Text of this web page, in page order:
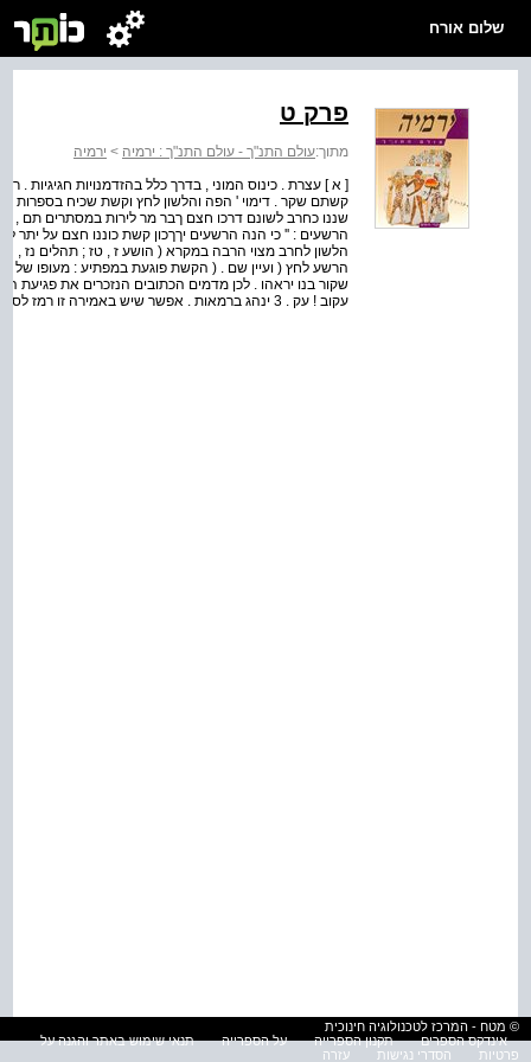
שלום אורח
פרק ט
מתוך:עולם התנ"ך - עולם התנ"ך : ירמיה > ירמיה
קשתם שקר . דימוי ' הפה והלשון לחץ וקשת שכיח
שננו כחרב לשונם דרכו חצם ךבר מר לירות במסתרים תם ,
הרשעים : '' כי הנה הרשעים יךךכון קשת כוננו חצם על יתר
הלשון לחרב מצוי הרבה במקרא ( הושע ז , טז ; תהלים נז ,
הרשע לחץ ( ועיין שם . ( הקשת פוגעת במפתיע : מעופו של
שקור בנו יראהו . לכן מדמים הכתובים הנזכרים את פגיעת
עקוב ! עק . 3 ינהג ברמאות . אפשר שיש באמירה זו רמז לסיפור יעקב ועשו . ראה גם הושע יב , ד .
© מטח - המרכז לטכנולוגיה חינוכית
אינדקס הספרים
תקנון הספרייה על הספרייה
תנאי שימוש באתר והגנה על
פרטיות
הסדרי נגישות עזרה